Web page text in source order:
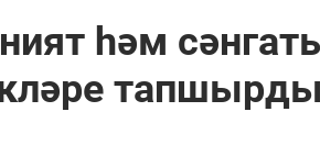
һәм сәнгать
тапшырды